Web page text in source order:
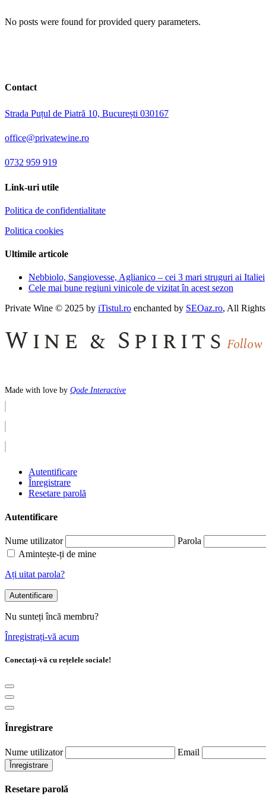
No posts were found for provided query parameters.
Contact
Strada Puțul de Piatră 10, București 030167
office@privatewine.ro
0732 959 919
Link-uri utile
Politica de confidentialitate
Politica cookies
Ultimile articole
Nebbiolo, Sangiovesse, Aglianico – cei 3 mari struguri ai Italiei
Cele mai bune regiuni vinicole de vizitat în acest sezon
Private Wine © 2025 by iTistul.ro enchanted by SEOaz.ro, All
Wine & Spirits Follow
Made with love by Qode Interactive
Autentificare
Înregistrare
Resetare parolă
Autentificare
Nume utilizator
Parola
Amintește-ți de mine
Ați uitat parola?
Autentificare
Nu sunteți încă membru?
Înregistrați-vă acum
Conectați-vă cu rețelele sociale!
Înregistrare
Nume utilizator Email
Înregistrare
Resetare parolă